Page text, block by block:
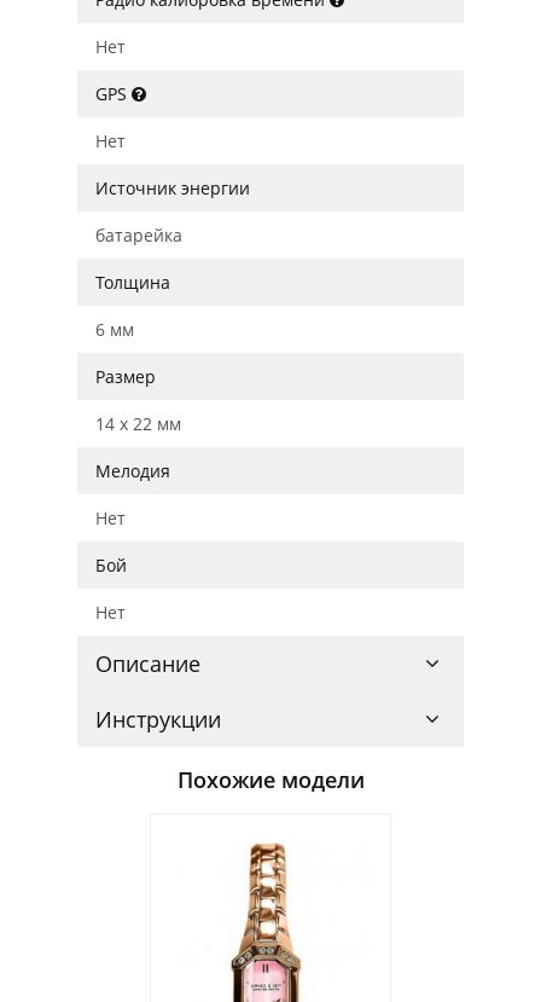
Нет
GPS
Нет
Источник энергии
батарейка
Толщина
6 мм
Размер
14 x 22 мм
Мелодия
Нет
Бой
Нет
Описание
Инструкции
Похожие модели